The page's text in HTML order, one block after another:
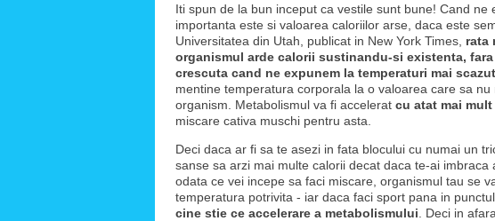
Iti spun de la bun inceput ca vestile sunt bune! Cand
importanta este si valoarea caloriilor arse, daca este
Universitatea din Utah, publicat in New York Times, rata
organismul arde calorii sustinandu-si existenta,
crescuta cand ne expunem la temperaturi mai
mentine temperatura corporala la o valoarea care sa
organism. Metabolismul va fi accelerat cu atat mai
miscare cativa muschi pentru asta.
Deci daca ar fi sa te asezi in fata blocului cu numai un
sanse sa arzi mai multe calorii decat daca te-ai
odata ce vei incepe sa faci miscare, organismul tau se
temperatura potrivita - iar daca faci sport pana in
cine stie ce accelerare a metabolismului . Deci in